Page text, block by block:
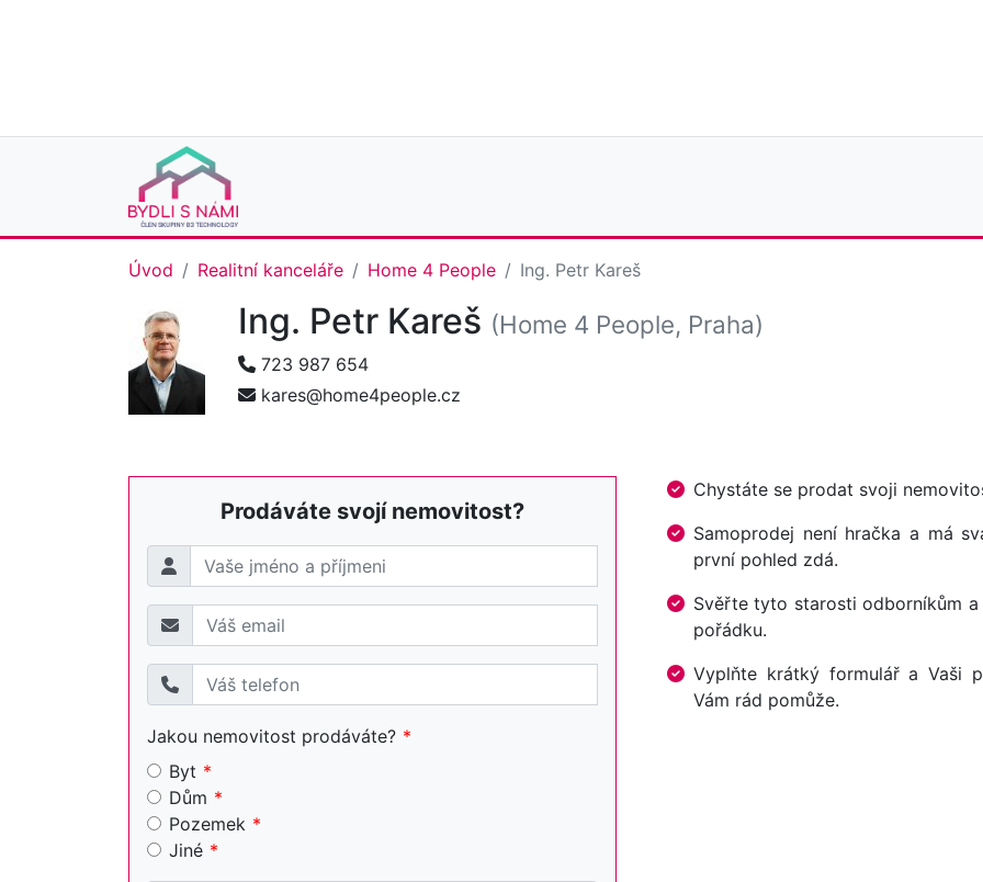
Úvod Realitní kanceláře Home 4 People Ing. Petr Kareš
Ing. Petr Kareš (Home 4 People, Praha)
723 987 654
kares@home4people.cz
Prodáváte svojí nemovitost?
Jakou nemovitost prodáváte?
Byt
Dům
Pozemek
Jiné
Chystáte se prodat svoji
Samoprodej není hračka a má
první pohled zdá.
Svěřte tyto starosti odborníkům
pořádku.
Vyplňte krátký formulář a Vaši
Vám rád pomůže.